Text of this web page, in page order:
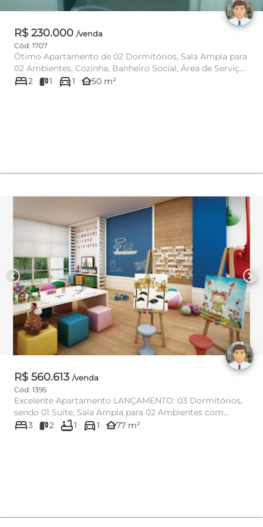
R$ 230.000 /venda
Cód: 1707
Ótimo Apartamento de 02 Dormitórios, Sala Ampla para
02 Ambientes, Cozinha, Banheiro Social, Área de Serviço
Arejada. ...
bed2 1 directions_car1 other_houses50 m²
chevron_left chevron_right
R$ 560.613 /venda
Cód: 1395
Excelente Apartamento LANÇAMENTO: 03 Dormitórios,
sendo 01 Suíte, Sala Ampla para 02 Ambientes com
Varanda Gourmet, Co...
bed3 2 bathtub1 directions_car1 other_houses77 m²